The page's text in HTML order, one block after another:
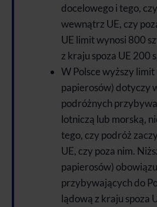
docelowego i tego,
wewnątrz UE, czy
UE limit wynosi 800
z kraju spoza UE 200
W Polsce wyższy
papierosów) dotyczy
podróżnych
lotniczą lub morską,
tego, czy podróż
UE, czy poza nim.
papierosów)
przybywających do
lądową z kraju spoza